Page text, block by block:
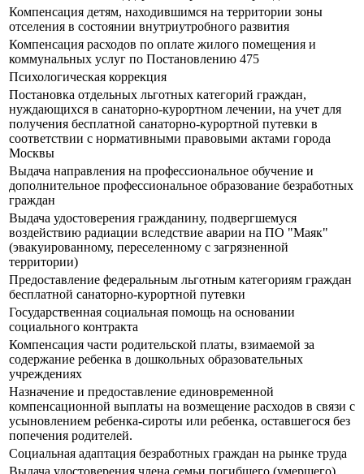
Компенсация детям, находившимся на территории зоны
отселения в состоянии внутриутробного развития
Компенсация расходов по оплате жилого помещения и
коммунальных услуг по Постановлению 475
Психологическая коррекция
Постановка отдельных льготных категорий граждан,
нуждающихся в санаторно-курортном лечении, на учет для
получения бесплатной санаторно-курортной путевки в
соответствии с нормативными правовыми актами города
Москвы
Выдача направления на профессиональное обучение и
дополнительное профессиональное образование безработных
граждан
Выдача удостоверения гражданину, подвергшемуся
воздействию радиации вследствие аварии на ПО "Маяк"
(эвакуированному, переселенному с загрязненной
территории)
Предоставление федеральным льготным категориям граждан
бесплатной санаторно-курортной путевки
Государственная социальная помощь на основании
социального контракта
Компенсация части родительской платы, взимаемой за
содержание ребенка в дошкольных образовательных
учреждениях
Назначение и предоставление единовременной
компенсационной выплаты на возмещение расходов в связи с
усыновлением ребенка-сироты или ребенка, оставшегося без
попечения родителей.
Социальная адаптация безработных граждан на рынке труда
Выдача удостоверения члена семьи погибшего (умершего)